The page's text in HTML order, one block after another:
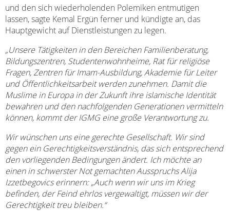
und den sich wiederholenden Polemiken entmutigen
lassen, sagte Kemal Ergün ferner und kündigte an, das
Hauptgewicht auf Dienstleistungen zu legen.
„Unsere Tätigkeiten in den Bereichen Familienberatung,
Bildungszentren, Studentenwohnheime, Rat für religiöse
Fragen, Zentren für Imam-Ausbildung, Akademie für Leiter
und Öffentlichkeitsarbeit werden zunehmen. Damit die
Muslime in Europa in der Zukunft ihre islamische Identität
bewahren und den nachfolgenden Generationen vermitteln
können, kommt der IGMG eine große Verantwortung zu.
Wir wünschen uns eine gerechte Gesellschaft. Wir sind
gegen ein Gerechtigkeitsverständnis, das sich entsprechend
den vorliegenden Bedingungen ändert. Ich möchte an
einen in schwerster Not gemachten Ausspruchs Alija
Izzetbegovics erinnern: „Auch wenn wir uns im Krieg
befinden, der Feind ehrlos vergewaltigt, müssen wir der
Gerechtigkeit treu bleiben.“